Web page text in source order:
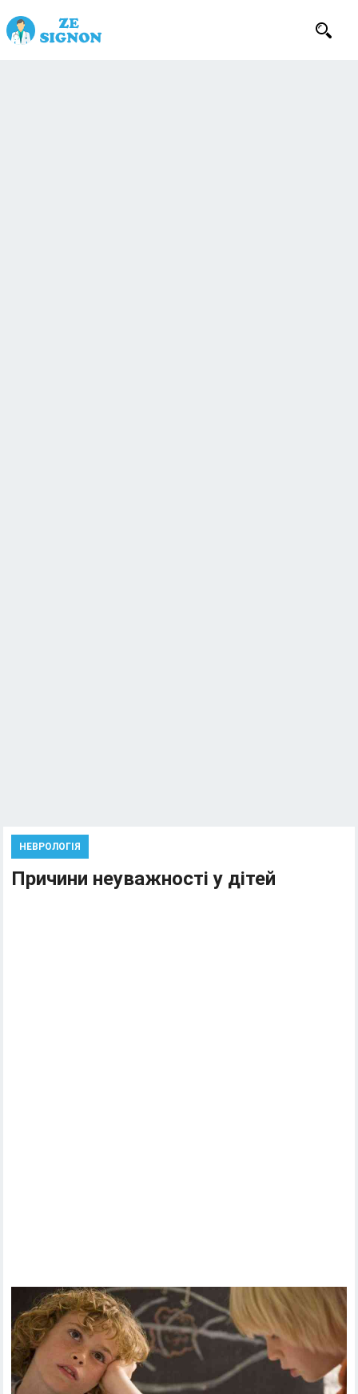
НЕВРОЛОГІЯ
Причини неуважності у дітей